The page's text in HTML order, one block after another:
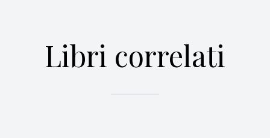
Libri correlati